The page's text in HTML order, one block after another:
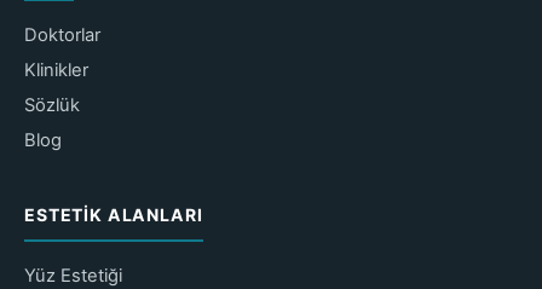
Doktorlar
Klinikler
Sözlük
Blog
ESTETIK ALANLARI
Yüz Estetiği